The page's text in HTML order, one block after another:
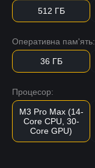
512 ГБ
Оперативна пам'ять:
36 ГБ
Процесор:
M3 Pro Max (14-
Core CPU, 30-
Core GPU)